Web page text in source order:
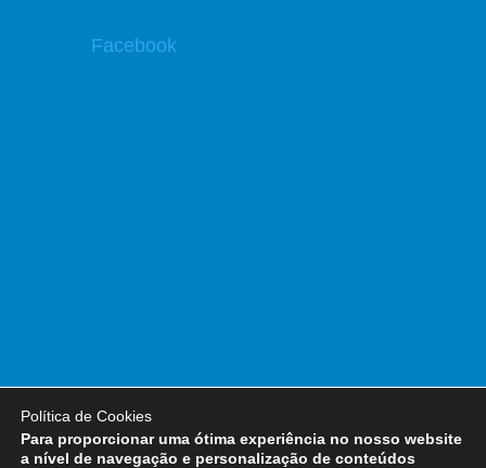
Facebook
Política de Cookies
Para proporcionar uma ótima experiência no nosso website
a nível de navegação e personalização de conteúdos